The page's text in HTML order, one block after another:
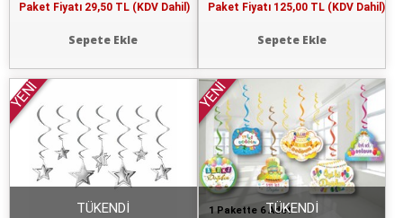
Paket Fiyatı 29,50 TL (KDV Dahil)
Sepete Ekle
Paket Fiyatı 125,00 TL (KDV Dahil)
Sepete Ekle
YENİ
TÜKENDİ 1 Pakette 6 Adet
YENİ
TÜKENDİ